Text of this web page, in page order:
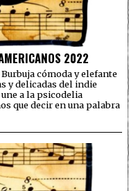
2022
Burbuja cómoda y elefante
y delicadas del indie
a la psicodelia
que decir en una palabra